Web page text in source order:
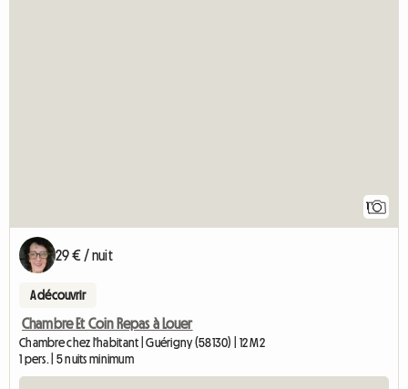
1
29 € / nuit
A découvrir
Chambre Et Coin Repas à Louer
Chambre chez l'habitant | Guérigny (58130) | 12 M2
1 pers. | 5 nuits minimum